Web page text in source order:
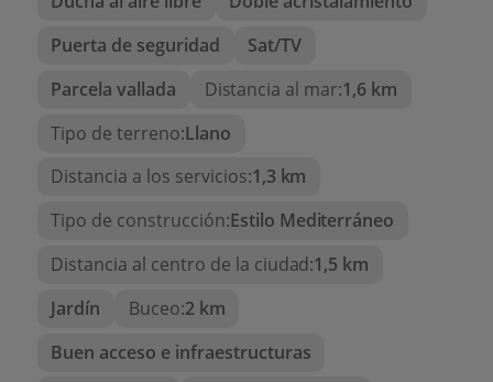
barbacoa y la cocina de verano son el
complemento perfecto para disfrutar de
Situada en una ubicación privilegiada, la villa
ofrecebuenas comunicaciones,permitiendo un
hermosas playas de Moraira. Esta ciudad es
famosa por su encantador ambiente, restaurantes
de alta calidad, y paisajes impresionantes que la
convierten en un destino perfecto para vivir,
Puerta de seguridad
Sat/TV
Parcela vallada
Distancia al mar:1,6 km
Tipo de terreno:Llano
Distancia a los servicios:1,3 km
Tipo de construcción:Estilo Mediterráneo
Distancia al centro de la ciudad:1,5 km
Jardín
Buceo:2 km
Buen acceso e infraestructuras